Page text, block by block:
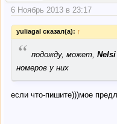
6 Ноябрь 2013 в 23:17
yuliagal сказал(а): ↑
“ подожду, может, Nelsi
номеров у них
если что-пишите)))мое